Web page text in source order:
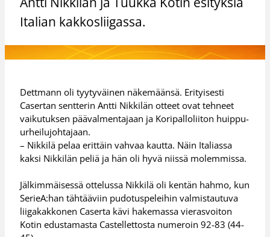
Italian kakkosliigassa.
Dettmann oli tyytyväinen näkemäänsä. Erityisesti
Casertan sentterin Antti Nikkilän otteet ovat tehneet
vaikutuksen päävalmentajaan ja Koripalloliiton huippu-
urheilujohtajaan.
– Nikkilä pelaa erittäin vahvaa kautta. Näin Italiassa
kaksi Nikkilän peliä ja hän oli hyvä niissä molemmissa.
Jälkimmäisessä ottelussa Nikkilä oli kentän hahmo, kun
SerieA:han tähtääviin pudotuspeleihin valmistautuva
liigakakkonen Caserta kävi hakemassa vierasvoiton
Kotin edustamasta Castellettosta numeroin 92-83 (44-